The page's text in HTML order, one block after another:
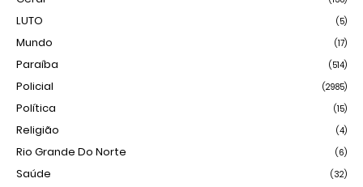
LUTO (5)
Mundo (17)
Paraíba (514)
Policial (2985)
Política (15)
Religião (4)
Rio Grande Do Norte (6)
Saúde (32)